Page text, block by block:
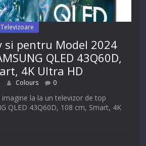
Televizoare
si pentru Model 2024
QLED 43Q60D,
4K Ultra HD
Colours 0
la la un televizor de top
QLED 43Q60D, 108 cm, Smart, 4K